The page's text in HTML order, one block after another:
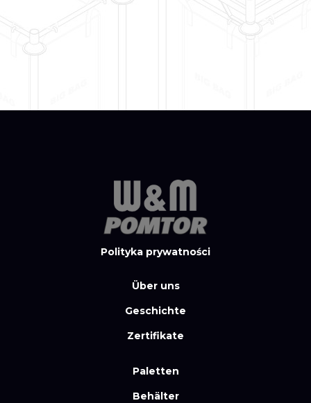
Polityka prywatności
Über uns
Geschichte
Zertifikate
Paletten
Behälter